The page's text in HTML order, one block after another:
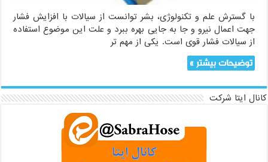
با گسترش علم و تکنولوژی، بشر توانست از سیالات با افزایش فشار
جهت اعمال نیرو و جا به جایی بهره ببرد و علت این موضوع استفاده
از سیالات فشار قوی است. یکی از مهم تر
توضیحات بیشتر »
کانال ایتا شرکت